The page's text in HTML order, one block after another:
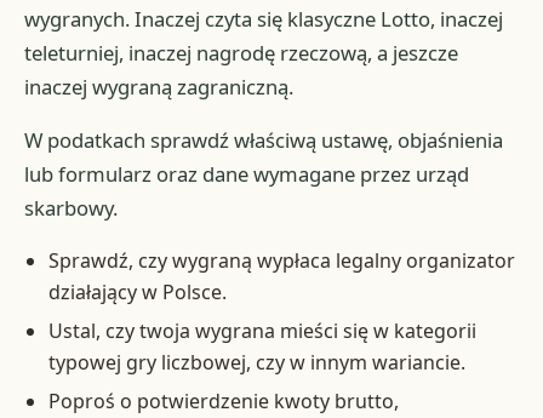
wygranych. Inaczej czyta się klasyczne Lotto, inaczej
teleturniej, inaczej nagrodę rzeczową, a jeszcze
inaczej wygraną zagraniczną.
W podatkach sprawdź właściwą ustawę, objaśnienia
lub formularz oraz dane wymagane przez urząd
skarbowy.
Sprawdź, czy wygraną wypłaca legalny organizator
działający w Polsce.
Ustal, czy twoja wygrana mieści się w kategorii
typowej gry liczbowej, czy w innym wariancie.
Poproś o potwierdzenie kwoty brutto,